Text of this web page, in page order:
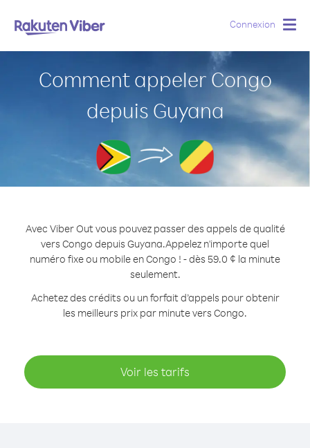
Connexion
Comment appeler Congo
depuis Guyana
Avec Viber Out vous pouvez passer des appels de qualité
vers Congo depuis Guyana.Appelez n'importe quel
numéro fixe ou mobile en Congo ! - dès 59.0 ¢ la minute
seulement.
Achetez des crédits ou un forfait d’appels pour obtenir
les meilleurs prix par minute vers Congo.
Voir les tarifs